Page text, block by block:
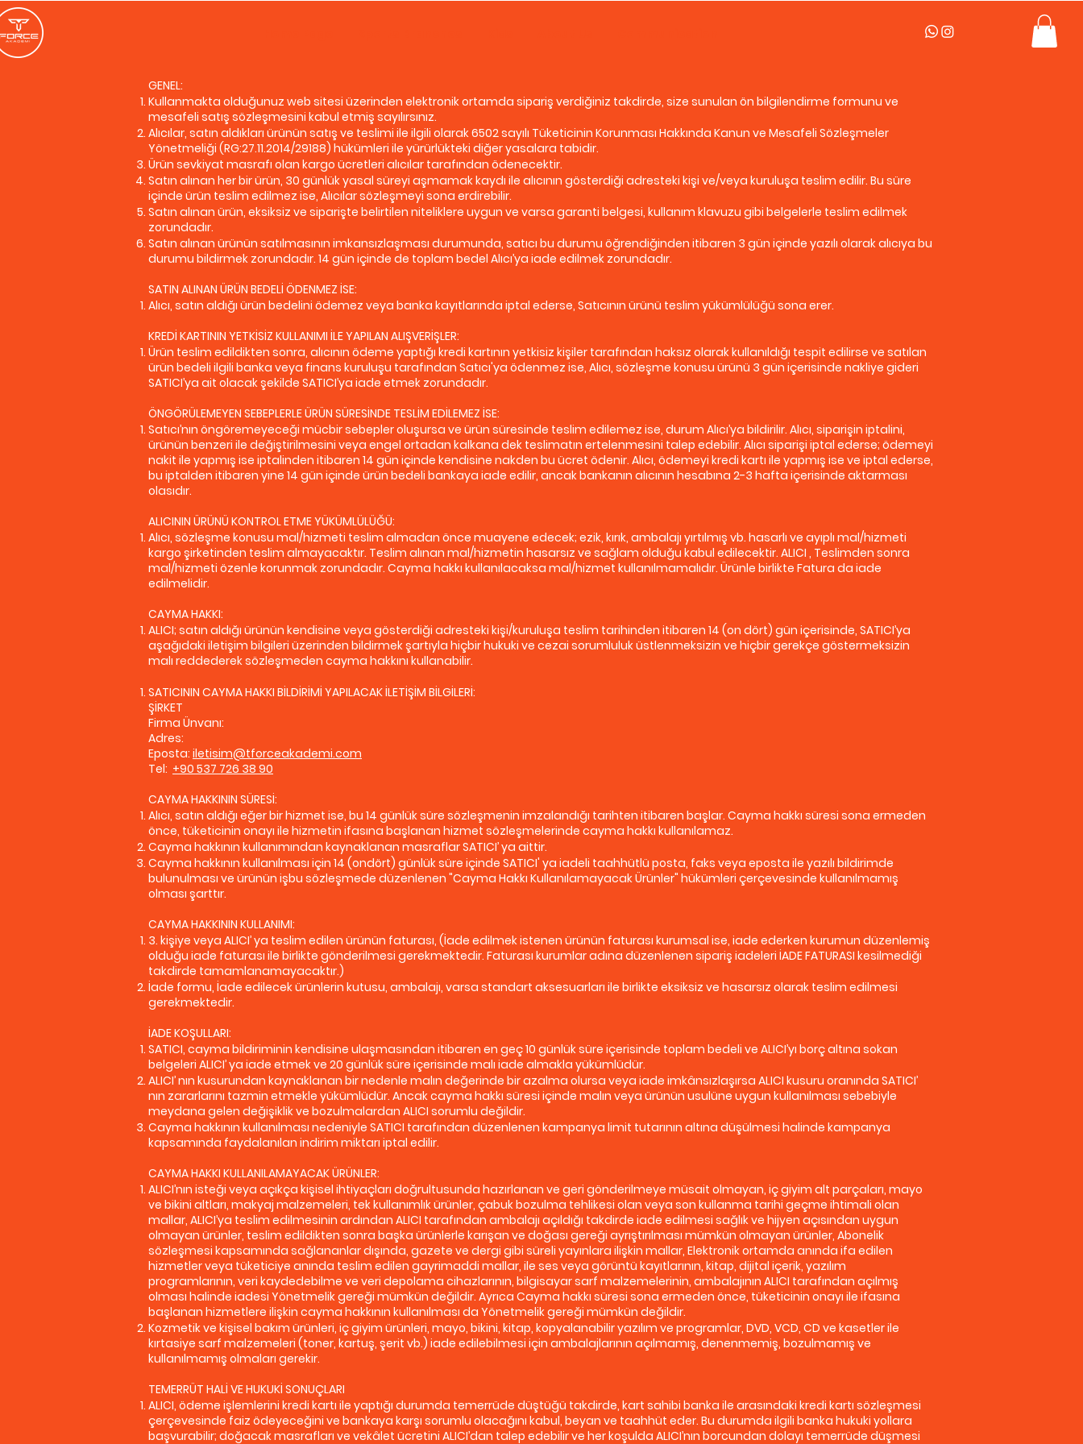
GENEL:
Kullanmakta olduğunuz web sitesi üzerinden elektronik ortamda sipariş verdiğiniz takdirde, size sunulan ön bilgilendirme formunu ve
mesafeli satış sözleşmesini kabul etmiş sayılırsınız.
Alıcılar, satın aldıkları ürünün satış ve teslimi ile ilgili olarak 6502 sayılı Tüketicinin Korunması Hakkında Kanun ve Mesafeli Sözleşmeler
Yönetmeliği (RG:27.11.2014/29188) hükümleri ile yürürlükteki diğer yasalara tabidir.
Ürün sevkiyat masrafı olan kargo ücretleri alıcılar tarafından ödenecektir.
Satın alınan her bir ürün, 30 günlük yasal süreyi aşmamak kaydı ile alıcının gösterdiği adresteki kişi ve/veya kuruluşa teslim edilir. Bu süre
içinde ürün teslim edilmez ise, Alıcılar sözleşmeyi sona erdirebilir.
Satın alınan ürün, eksiksiz ve siparişte belirtilen niteliklere uygun ve varsa garanti belgesi, kullanım klavuzu gibi belgelerle teslim edilmek
zorundadır.
Satın alınan ürünün satılmasının imkansızlaşması durumunda, satıcı bu durumu öğrendiğinden itibaren 3 gün içinde yazılı olarak alıcıya bu
durumu bildirmek zorundadır. 14 gün içinde de toplam bedel Alıcı’ya iade edilmek zorundadır.
SATIN ALINAN ÜRÜN BEDELİ ÖDENMEZ İSE:
Alıcı, satın aldığı ürün bedelini ödemez veya banka kayıtlarında iptal ederse, Satıcının ürünü teslim yükümlülüğü sona erer.
KREDİ KARTININ YETKİSİZ KULLANIMI İLE YAPILAN ALIŞVERİŞLER:
Ürün teslim edildikten sonra, alıcının ödeme yaptığı kredi kartının yetkisiz kişiler tarafından haksız olarak kullanıldığı tespit edilirse ve satılan
ürün bedeli ilgili banka veya finans kuruluşu tarafından Satıcı'ya ödenmez ise, Alıcı, sözleşme konusu ürünü 3 gün içerisinde nakliye gideri
SATICI’ya ait olacak şekilde SATICI’ya iade etmek zorundadır.
ÖNGÖRÜLEMEYEN SEBEPLERLE ÜRÜN SÜRESİNDE TESLİM EDİLEMEZ İSE:
Satıcı’nın öngöremeyeceği mücbir sebepler oluşursa ve ürün süresinde teslim edilemez ise, durum Alıcı’ya bildirilir. Alıcı, siparişin iptalini,
ürünün benzeri ile değiştirilmesini veya engel ortadan kalkana dek teslimatın ertelenmesini talep edebilir. Alıcı siparişi iptal ederse; ödemeyi
nakit ile yapmış ise iptalinden itibaren 14 gün içinde kendisine nakden bu ücret ödenir. Alıcı, ödemeyi kredi kartı ile yapmış ise ve iptal ederse,
bu iptalden itibaren yine 14 gün içinde ürün bedeli bankaya iade edilir, ancak bankanın alıcının hesabına 2-3 hafta içerisinde aktarması
olasıdır.
ALICININ ÜRÜNÜ KONTROL ETME YÜKÜMLÜLÜĞÜ:
Alıcı, sözleşme konusu mal/hizmeti teslim almadan önce muayene edecek; ezik, kırık, ambalajı yırtılmış vb. hasarlı ve ayıplı mal/hizmeti
kargo şirketinden teslim almayacaktır. Teslim alınan mal/hizmetin hasarsız ve sağlam olduğu kabul edilecektir. ALICI , Teslimden sonra
mal/hizmeti özenle korunmak zorundadır. Cayma hakkı kullanılacaksa mal/hizmet kullanılmamalıdır. Ürünle birlikte Fatura da iade
edilmelidir.
CAYMA HAKKI:
ALICI; satın aldığı ürünün kendisine veya gösterdiği adresteki kişi/kuruluşa teslim tarihinden itibaren 14 (on dört) gün içerisinde, SATICI’ya
aşağıdaki iletişim bilgileri üzerinden bildirmek şartıyla hiçbir hukuki ve cezai sorumluluk üstlenmeksizin ve hiçbir gerekçe göstermeksizin
malı reddederek sözleşmeden cayma hakkını kullanabilir.
SATICININ CAYMA HAKKI BİLDİRİMİ YAPILACAK İLETİŞİM BİLGİLERİ:
ŞİRKET
Firma Ünvanı:
Adres:
Eposta: iletisim@tforceakademi.com
Tel: +90 537 726 38 90
CAYMA HAKKININ SÜRESİ:
Alıcı, satın aldığı eğer bir hizmet ise, bu 14 günlük süre sözleşmenin imzalandığı tarihten itibaren başlar. Cayma hakkı süresi sona ermeden
önce, tüketicinin onayı ile hizmetin ifasına başlanan hizmet sözleşmelerinde cayma hakkı kullanılamaz.
Cayma hakkının kullanımından kaynaklanan masraflar SATICI’ ya aittir.
Cayma hakkının kullanılması için 14 (ondört) günlük süre içinde SATICI' ya iadeli taahhütlü posta, faks veya eposta ile yazılı bildirimde
bulunulması ve ürünün işbu sözleşmede düzenlenen "Cayma Hakkı Kullanılamayacak Ürünler" hükümleri çerçevesinde kullanılmamış
olması şarttır.
CAYMA HAKKININ KULLANIMI:
3. kişiye veya ALICI’ ya teslim edilen ürünün faturası, (İade edilmek istenen ürünün faturası kurumsal ise, iade ederken kurumun düzenlemiş
olduğu iade faturası ile birlikte gönderilmesi gerekmektedir. Faturası kurumlar adına düzenlenen sipariş iadeleri İADE FATURASI kesilmediği
takdirde tamamlanamayacaktır.)
İade formu, İade edilecek ürünlerin kutusu, ambalajı, varsa standart aksesuarları ile birlikte eksiksiz ve hasarsız olarak teslim edilmesi
gerekmektedir.
İADE KOŞULLARI:
SATICI, cayma bildiriminin kendisine ulaşmasından itibaren en geç 10 günlük süre içerisinde toplam bedeli ve ALICI’yı borç altına sokan
belgeleri ALICI’ ya iade etmek ve 20 günlük süre içerisinde malı iade almakla yükümlüdür.
ALICI’ nın kusurundan kaynaklanan bir nedenle malın değerinde bir azalma olursa veya iade imkânsızlaşırsa ALICI kusuru oranında SATICI’
nın zararlarını tazmin etmekle yükümlüdür. Ancak cayma hakkı süresi içinde malın veya ürünün usulüne uygun kullanılması sebebiyle
meydana gelen değişiklik ve bozulmalardan ALICI sorumlu değildir.
Cayma hakkının kullanılması nedeniyle SATICI tarafından düzenlenen kampanya limit tutarının altına düşülmesi halinde kampanya
kapsamında faydalanılan indirim miktarı iptal edilir.
CAYMA HAKKI KULLANILAMAYACAK ÜRÜNLER:
ALICI’nın isteği veya açıkça kişisel ihtiyaçları doğrultusunda hazırlanan ve geri gönderilmeye müsait olmayan, iç giyim alt parçaları, mayo
ve bikini altları, makyaj malzemeleri, tek kullanımlık ürünler, çabuk bozulma tehlikesi olan veya son kullanma tarihi geçme ihtimali olan
mallar, ALICI’ya teslim edilmesinin ardından ALICI tarafından ambalajı açıldığı takdirde iade edilmesi sağlık ve hijyen açısından uygun
olmayan ürünler, teslim edildikten sonra başka ürünlerle karışan ve doğası gereği ayrıştırılması mümkün olmayan ürünler, Abonelik
sözleşmesi kapsamında sağlananlar dışında, gazete ve dergi gibi süreli yayınlara ilişkin mallar, Elektronik ortamda anında ifa edilen
hizmetler veya tüketiciye anında teslim edilen gayrimaddi mallar, ile ses veya görüntü kayıtlarının, kitap, dijital içerik, yazılım
programlarının, veri kaydedebilme ve veri depolama cihazlarının, bilgisayar sarf malzemelerinin, ambalajının ALICI tarafından açılmış
olması halinde iadesi Yönetmelik gereği mümkün değildir. Ayrıca Cayma hakkı süresi sona ermeden önce, tüketicinin onayı ile ifasına
başlanan hizmetlere ilişkin cayma hakkının kullanılması da Yönetmelik gereği mümkün değildir.
Kozmetik ve kişisel bakım ürünleri, iç giyim ürünleri, mayo, bikini, kitap, kopyalanabilir yazılım ve programlar, DVD, VCD, CD ve kasetler ile
kırtasiye sarf malzemeleri (toner, kartuş, şerit vb.) iade edilebilmesi için ambalajlarının açılmamış, denenmemiş, bozulmamış ve
kullanılmamış olmaları gerekir.
TEMERRÜT HALİ VE HUKUKİ SONUÇLARI
ALICI, ödeme işlemlerini kredi kartı ile yaptığı durumda temerrüde düştüğü takdirde, kart sahibi banka ile arasındaki kredi kartı sözleşmesi
çerçevesinde faiz ödeyeceğini ve bankaya karşı sorumlu olacağını kabul, beyan ve taahhüt eder. Bu durumda ilgili banka hukuki yollara
başvurabilir; doğacak masrafları ve vekâlet ücretini ALICI’dan talep edebilir ve her koşulda ALICI’nın borcundan dolayı temerrüde düşmesi